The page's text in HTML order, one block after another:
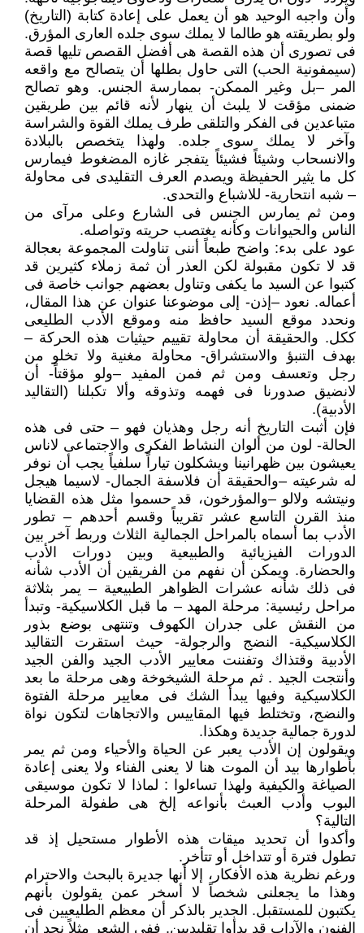
وأن واجبه الوحيد هو أن يعمل على إعادة كتابة (التاريخ)
ولو بطريقته هو طالما لا يملك سوى جلده العارى المؤرق.
فى تصورى أن هذه القصة هى أفضل القصص تليها قصة
(سيمفونية الحب) التى حاول بطلها أن يتصالح مع واقعه
المر –بل وغير الممكن- بممارسة الجنس. وهو تصالح
ضمنى مؤقت لا يلبث أن ينهار لأنه قائم بين طريقين
متباعدين فى الفكر والتلقى طرف يملك القوة والشراسة
وآخر لا يملك سوى جلده. ولهذا يتخصص بالبلادة
والانسحاب وشيئاً فشيئاً يتفجر غازه المضغوط فيمارس
كل ما يثير الحفيظة ويصدم العرف التقليدى فى محاولة
– شبه انتحارية- للاشباع والتحدى.
ومن ثم يمارس الجنس فى الشارع وعلى مرآى من
الناس والحيوانات وكأنه يغتصب حريته وتواصله.
عود على بدء: واضح طبعاً أننى تناولت المجموعة بعجالة
قد لا تكون مقبولة لكن العذر أن ثمة زملاء كثيرين قد
كتبوا عن السيد ما يكفى وتناول بعضهم جوانب خاصة فى
أعماله. نعود –إذن- إلى موضوعنا عنوان عن هذا المقال،
ونحدد موقع السيد حافظ منه وموقع الأدب الطليعى
ككل. والحقيقة أن محاولة تقييم حيثيات هذه الحركة –
بهدف التنبؤ والاستشراق- محاولة مغنية ولا تخلو من
رجل وتعسف ومن ثم فمن المفيد –ولو مؤقتاً- أن
لانضيق صدورنا فى فهمه وتذوقه وألا تكبلنا (التقاليد
الأدبية).
فإن أثبت التاريخ أنه رجل وهذيان فهو – حتى فى هذه
الحالة- لون من ألوان النشاط الفكرى والاجتماعى لاناس
يعيشون بين ظهرانينا ويشكلون تياراً سلفياً يجب أن نوفر
له شرعيته –والحقيقة أن فلاسفة الجمال- لاسيما هيجل
ونيتشه ولالو –والمؤرخون، قد حسموا مثل هذه القضايا
منذ القرن التاسع عشر تقريباً وقسم أحدهم – تطور
الأدب بما أسماه بالمراحل الجمالية الثلاث وربط آخر بين
الدورات الفيزيائية والطبيعية وبين دورات الأدب
والحضارة. ويمكن أن نفهم من الفريقين أن الأدب شأنه
فى ذلك شأنه عشرات الظواهر الطبيعية – يمر بثلاثة
مراحل رئيسية: مرحلة المهد – ما قبل الكلاسيكية- وتبدأ
من النقش على جدران الكهوف وتنتهى بوضع بذور
الكلاسيكية- النضج والرجولة- حيث استقرت التقاليد
الأدبية وقتذاك وتفننت معايير الأدب الجيد والفن الجيد
وأنتجت الجيد . ثم مرحلة الشيخوخة وهى مرحلة ما بعد
الكلاسيكية وفيها يبدأ الشك فى معايير مرحلة الفتوة
والنضج، وتختلط فيها المقاييس والاتجاهات لتكون نواة
لدورة جمالية جديدة وهكذا.
ويقولون إن الأدب يعبر عن الحياة والأحياء ومن ثم يمر
بأطوارها بيد أن الموت هنا لا يعنى الفناء ولا يعنى إعادة
الصياغة والكيفية ولهذا تساءلوا : لماذا لا تكون موسيقى
البوب وأدب العبث بأنواعه إلخ هى طفولة المرحلة
التالية؟
وأكدوا أن تحديد ميقات هذه الأطوار مستحيل إذ قد
تطول فترة أو تتداخل أو تتأخر.
ورغم نظرية هذه الأفكار، إلا أنها جديرة بالبحث والاحترام
وهذا ما يجعلنى شخصاً لا أسخر عمن يقولون بأنهم
يكتبون للمستقبل. الجدير بالذكر أن معظم الطليعيين فى
الفنون والآداب قد بدأوا تقليديين. ففى الشعر مثلاً نجد أن